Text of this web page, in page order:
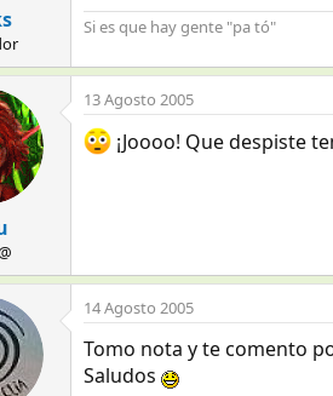
Si es que hay gente "pa tó"
13 Agosto 2005
¡Joooo! Que despiste
14 Agosto 2005
Tomo nota y te comento
Saludos